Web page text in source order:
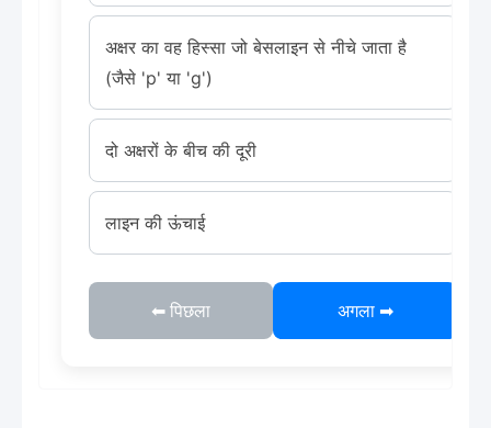
अक्षर का वह हिस्सा जो बेसलाइन से नीचे जाता है
(जैसे 'p' या 'g')
दो अक्षरों के बीच की दूरी
लाइन की ऊंचाई
⬅ पिछला अगला ➡